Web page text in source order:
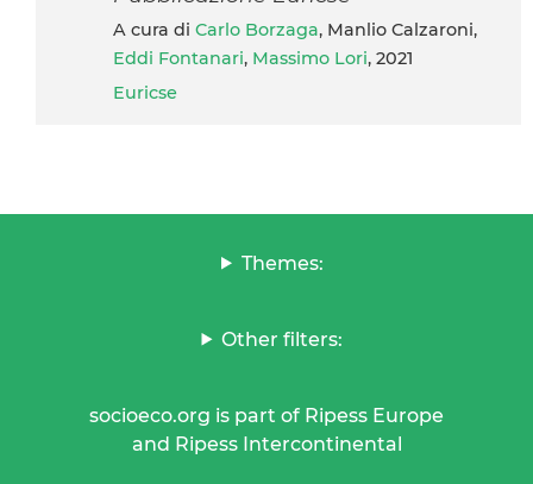
A cura di Carlo Borzaga, Manlio Calzaroni,
Eddi Fontanari, Massimo Lori, 2021
Euricse
Themes:
Other filters:
socioeco.org is part of Ripess Europe
and Ripess Intercontinental